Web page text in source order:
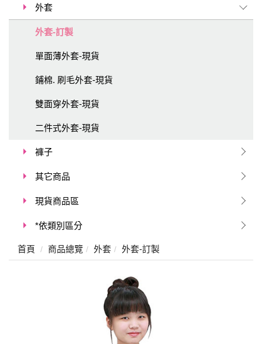
外套
外套-訂製
單面薄外套-現貨
鋪棉. 刷毛外套-現貨
雙面穿外套-現貨
二件式外套-現貨
褲子
其它商品
現貨商品區
*依類別區分
首頁 商品總覽 外套 外套-訂製